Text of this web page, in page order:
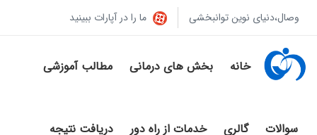
وصال،دنیای نوین توانبخشی ما را در آپارات ببینید
خانه بخش های درمانی مطالب آموزشی
سوالات گالری خدمات از راه دور دریافت نتیجه